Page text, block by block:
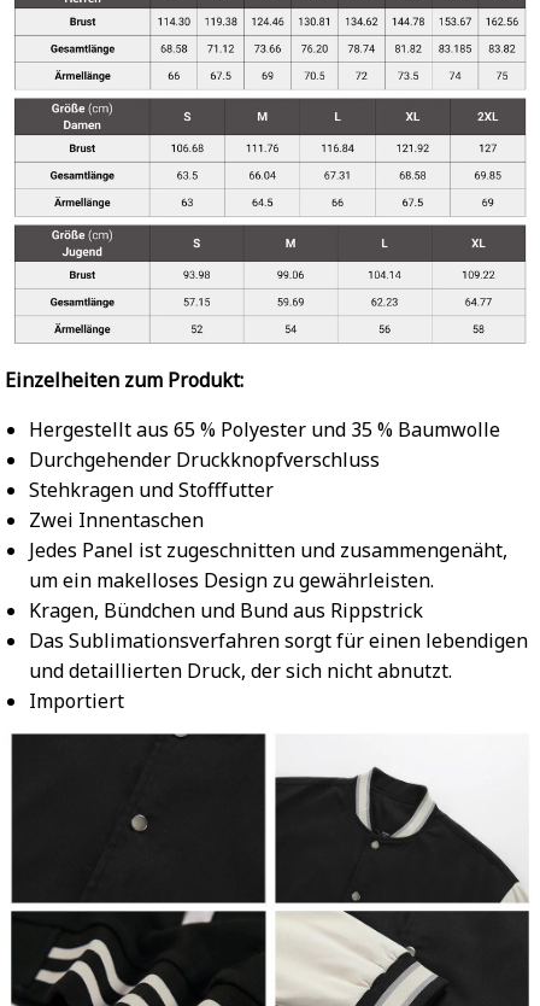
Einzelheiten zum Produkt:
Hergestellt aus 65 % Polyester und 35 % Baumwolle
Durchgehender Druckknopfverschluss
Stehkragen und Stofffutter
Zwei Innentaschen
Jedes Panel ist zugeschnitten und zusammengenäht,
um ein makelloses Design zu gewährleisten.
Kragen, Bündchen und Bund aus Rippstrick
Das Sublimationsverfahren sorgt für einen lebendigen
und detaillierten Druck, der sich nicht abnutzt.
Importiert